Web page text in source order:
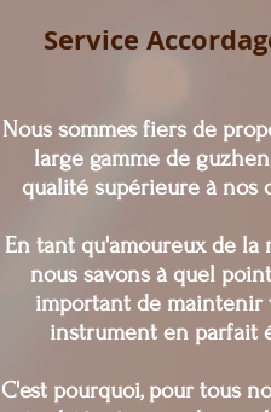
Service
Nous sommes fiers de
large gamme de
qualité supérieure à nos
En tant qu'amoureux de la
nous savons à quel
important de maintenir
instrument en parfait
C'est pourquoi, pour tous